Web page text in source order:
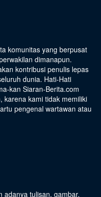
komunitas yang berpusat
dimanapun.
kontribusi penulis lepas
dunia. Hati-Hati
kan Siaran-Berita.com
karena kami tidak memiliki
pengenal wartawan atau
adanya tulisan, gambar,